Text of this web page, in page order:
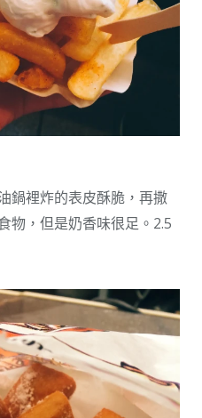
鍋裡炸的表皮酥脆，再撒
物，但是奶香味很足。2.5